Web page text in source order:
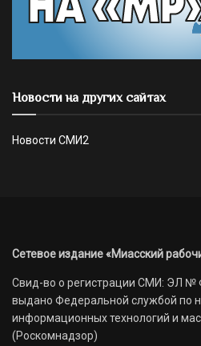
Новости на других сайтах
Новости СМИ2
Сетевое издание «Миасский
Свид-во о регистрации СМИ: ЭЛ №
выдано Федеральной службой по
информационных технологий и
(Роскомнадзор)